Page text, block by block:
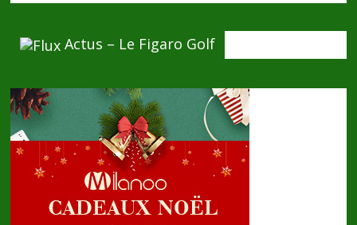
Actus – Le Figaro Golf